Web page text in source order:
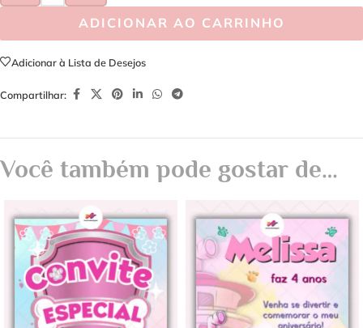
ADICIONAR AO CARRINHO
Adicionar à Lista de Desejos
Compartilhar:
Você também pode gostar de…